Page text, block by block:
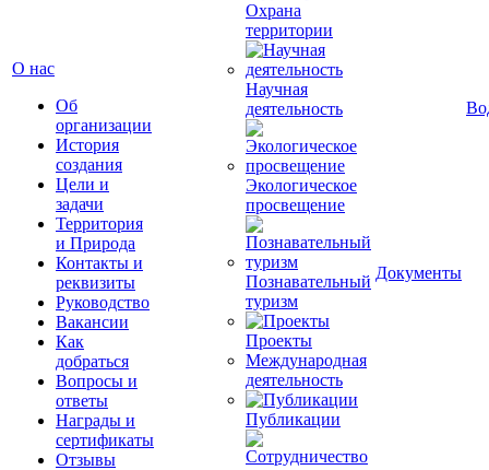
О нас
Об
организации
История
создания
Цели и
задачи
Территория
и Природа
Контакты и
реквизиты
Руководство
Вакансии
Как
добраться
Вопросы и
ответы
Награды и
сертификаты
Отзывы
Охрана
территории
Научная
деятельность
Экологическое
просвещение
Познавательный
туризм
Проекты
Международная
деятельность
Публикации
Документы